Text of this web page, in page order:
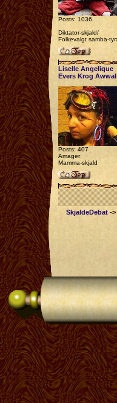
Posts: 1036
Diktator-skjald/
Folkevalgt samba-
Liselle Angelique
Evers Krog Awwal
Posts: 407
Amager
Mamma-skjald
SkjaldeDebat ->